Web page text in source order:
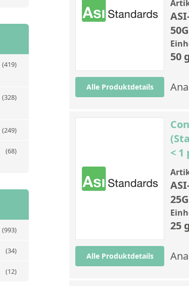
(419)
(328)
(249)
(68)
(993)
(34)
(12)
50G
50 g
Alle Produktdetails
< 1
25G
25 g
Alle Produktdetails